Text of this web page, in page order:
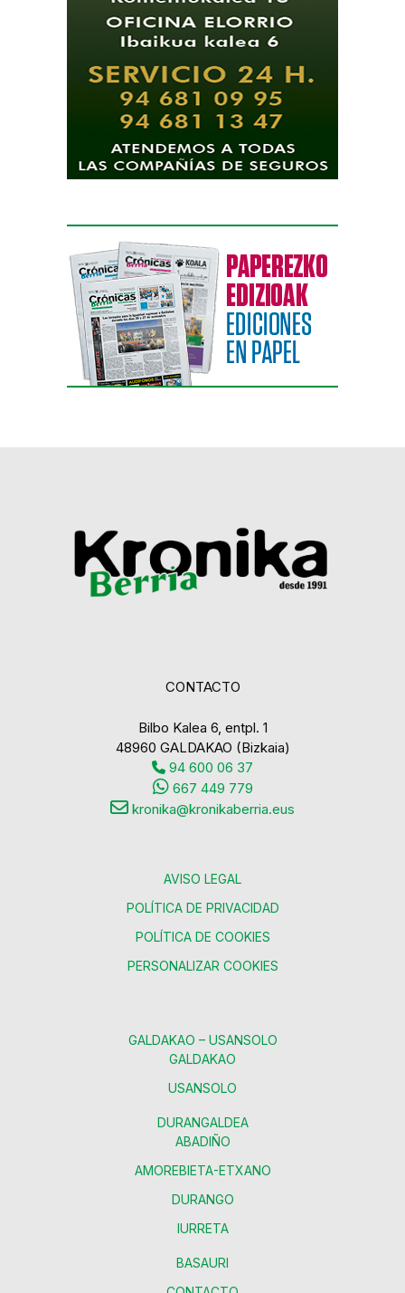
CONTACTO
Bilbo Kalea 6, entpl. 1
48960 GALDAKAO (Bizkaia)
94 600 06 37
667 449 779
kronika@kronikaberria.eus
AVISO LEGAL
POLÍTICA DE PRIVACIDAD
POLÍTICA DE COOKIES
PERSONALIZAR COOKIES
GALDAKAO – USANSOLO
GALDAKAO
USANSOLO
DURANGALDEA
ABADIÑO
AMOREBIETA-ETXANO
DURANGO
IURRETA
BASAURI